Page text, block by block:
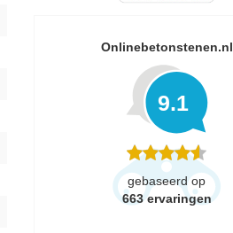
Onlinebetonstenen.nl
9.1
gebaseerd op
663 ervaringen